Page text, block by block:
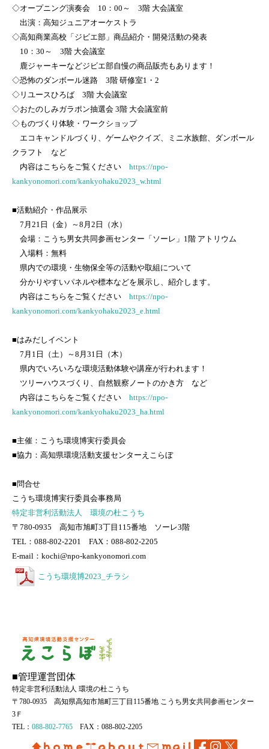
◇オープニング演奏会 10：00～ 3階 大会議室
出演：高知ジュニアオーケストラ
◇高知商業高校「ジビエ部」商品紹介・開発活動の発表
10：30～ 3階 大会議室
鹿ジャーキーなどジビエ部自慢の商品販売もあります！
◇恐怖のダンボール迷路 3階 研修室1・2
◇リユースひろば 3階 大会議室
◇おたのしみガラポン抽選会 3階 大会議室前
◇ものづくり体験・ワークショップ
エコキャンドルづくり、ゲームやクイズ、ミニ水族館、ダンボール
クラフト など
内容はこちらをご覧ください https://npo-
kankyonomori.com/kankyohaku2023_w.html
■活動紹介・作品展示
7月21日（金）～8月2日（水）
会場：こうち男女共同参画センター「ソーレ」1階 アトリウム
入場料：無料
県内での環境・生物保全等の活動や取組について
分かりやすいパネルや標本などを展示し、紹介します。
内容はこちらをご覧ください https://npo-
kankyonomori.com/kankyohaku2023_e.html
■はみだしイベント
7月1日（土）～8月31日（木）
県内でいろいろな環境活動体験や講座が行われます！
ツリーハウスづくり、自然観察ノートのかき方 など
内容はこちらをご覧ください https://npo-
kankyonomori.com/kankyohaku2023_ha.html
■主催：こうち環境博実行委員会
■協力：高知県環境活動支援センターえこらぼ
■問合せ
こうち環境博実行委員会事務局
特定非営利活動法人 環境の杜こうち
〒780-0935 高知市旭町3丁目115番地 ソーレ3階
TEL：088-802-2201 FAX：088-802-2205
E-mail：kochi@npo-kankyonomori.com
こうち環境博2023_チラシ
■管理運営団体
特定非営利活動法人 環境の杜こうち
〒780-0935 高知県高知市旭町三丁目115番地 こうち男女共同参画センター
3Ｆ
TEL： 088-802-7765 FAX：088-802-2205